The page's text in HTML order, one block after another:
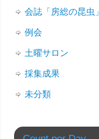
会誌「房総の昆虫」
例会
土曜サロン
採集成果
未分類